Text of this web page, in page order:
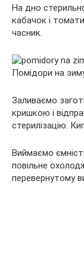
На дно
кабачок і
часник.
Заливаємо
кришкою і
стерилізацію.
Виймаємо
повільне
перевернутому